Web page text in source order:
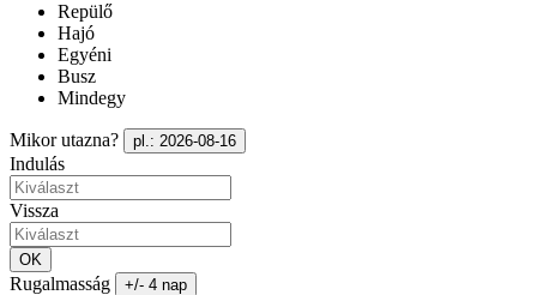
Repülő
Hajó
Egyéni
Busz
Mindegy
Mikor utazna? pl.: 2026-08-16
Indulás
Vissza
OK
Rugalmasság +/- 4 nap